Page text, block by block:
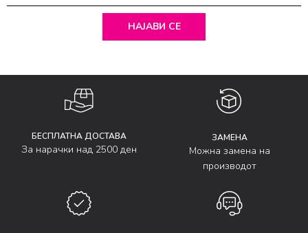
НАЈАВИ СЕ
БЕСПЛАТНА ДОСТАВА
За нарачки над 2500 ден
ЗАМЕНА
Можна замена на
производот